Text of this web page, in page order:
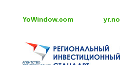
YoWindow.com yr.no